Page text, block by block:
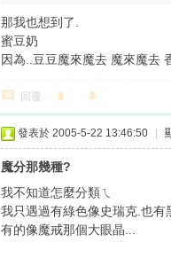
那我也想到了.
蜜豆奶
因為..豆豆魔來魔去 魔來魔去
回覆
發表於 2005-5-22 13:46:50
魔分那幾種?
我不知道怎麼分類ㄟ
我只遇過有綠色像史瑞克.也
有的像魔戒那個大眼晶...